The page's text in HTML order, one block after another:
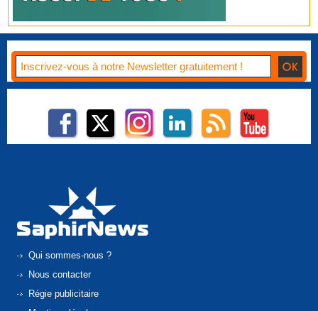
Qui sommes-nous ?
Nous contacter
Régie publicitaire